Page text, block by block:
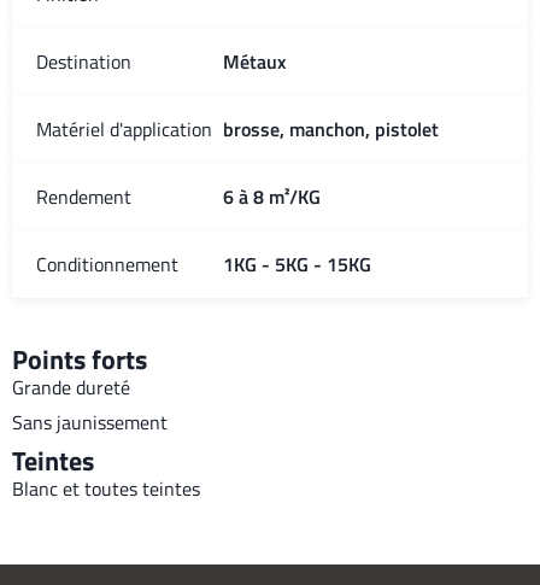
Destination Métaux
Matériel d'application brosse, manchon, pistolet
Rendement 6 à 8 m²/KG
Conditionnement 1KG - 5KG - 15KG
Points forts
Grande dureté
Sans jaunissement
Teintes
Blanc et toutes teintes